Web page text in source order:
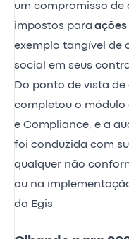
um compromisso de
impostos para ações
exemplo tangível de
social em seus
Do ponto de vista
completou o módulo
e Compliance, e a
foi conduzida com
qualquer não
ou na
da Egis